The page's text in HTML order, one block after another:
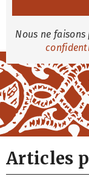
Nous ne
Articles